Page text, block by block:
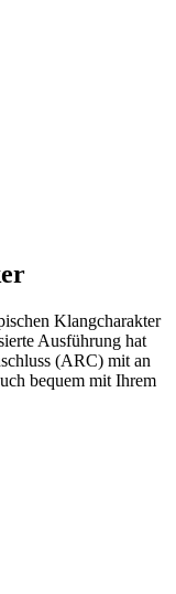
Klangcharakter
Ausführung hat
(ARC) mit an
bequem mit Ihrem